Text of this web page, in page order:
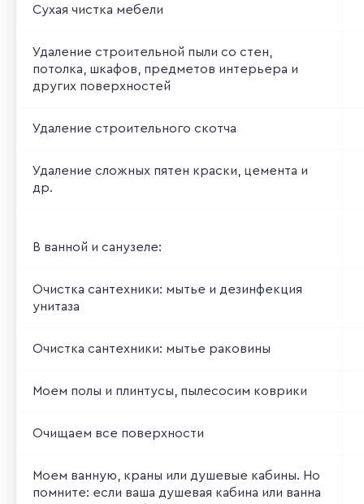
Сухая чистка мебели
Удаление строительной пыли со стен,
потолка, шкафов, предметов интерьера и
других поверхностей
Удаление строительного скотча
Удаление сложных пятен краски, цемента и
др.
В ванной и санузеле:
Очистка сантехники: мытье и дезинфекция
унитаза
Очистка сантехники: мытье раковины
Моем полы и плинтусы, пылесосим коврики
Очищаем все поверхности
Моем ванную, краны или душевые кабины. Но
помните: если ваша душевая кабина или ванна